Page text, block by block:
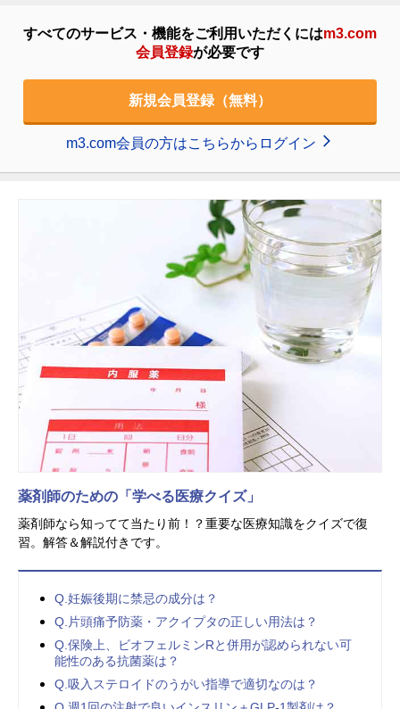
すべてのサービス・機能をご利用いただくにはm3.com
会員登録が必要です
新規会員登録（無料）
m3.com会員の方はこちらからログイン
薬剤師のための「学べる医療クイズ」
薬剤師なら知ってて当たり前！？重要な医療知識をクイズで復
習。解答＆解説付きです。
Q.妊娠後期に禁忌の成分は？
Q.片頭痛予防薬・アクイプタの正しい用法は？
Q.保険上、ビオフェルミンRと併用が認められない可
能性のある抗菌薬は？
Q.吸入ステロイドのうがい指導で適切なのは？